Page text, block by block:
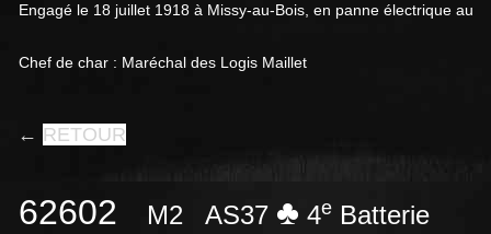
Engagé le 18 juillet 1918 à Missy-au-Bois, en panne électrique au
Chef de char : Maréchal des Logis Maillet
← RETOUR
62602 M2 AS37 ♣ 4e Batterie